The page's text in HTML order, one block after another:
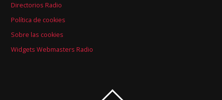
Directorios Radio
Política de cookies
Sobre las cookies
Widgets Webmasters Radio